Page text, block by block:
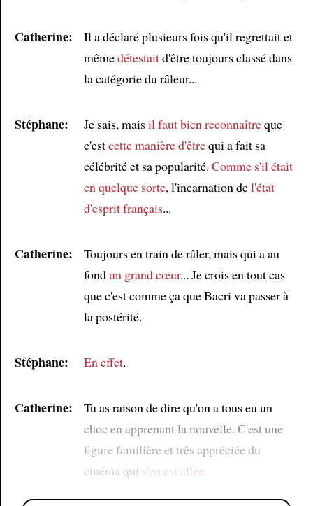
Article
Catherine:
Il a déclaré plusieurs fois qu'il regrettait et
mêmedétestaitd'être toujours classé dans
la catégorie du râleur...
Stéphane: Je sais, maisil faut bien reconnaîtreque
c'estcette manière d'êtrequi a fait sa
célébrité et sa popularité. Comme s'il était
en quelque sorte, l'incarnation del'état
d'esprit français...
Catherine:
Toujours en train de râler, mais qui a au
fondun grand cœur... Je crois en tout cas
que c'est comme ça que Bacri va passer à
la postérité.
Stéphane: En effet.
Catherine:
Tu as raison de dire qu'on a tous eu un
choc en apprenant la nouvelle. C'est une
figure familière et très appréciée du
cinéma qui s'en est allée.